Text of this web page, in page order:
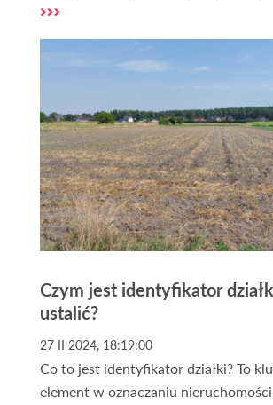
Konstytucyjnego z 2 grudnia 2025 r.
otwiera szeroko drzwi do uzyskania
wynagrodzenia za bezumowne
nieruchomości i ustanowienia
służebności przesyłu.
Czym jest identyfikator
ustalić?
27 II 2024, 18:19:00
Co to jest identyfikator działki? To
element w oznaczaniu nieruchomości